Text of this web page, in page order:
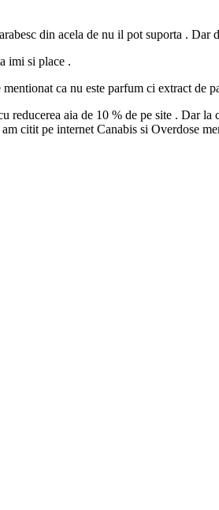
din acela de nu il pot suporta . Dar
imi si place .
ca nu este parfum ci extract de
aia de 10 % de pe site . Dar
citit pe internet Canabis si Overdose